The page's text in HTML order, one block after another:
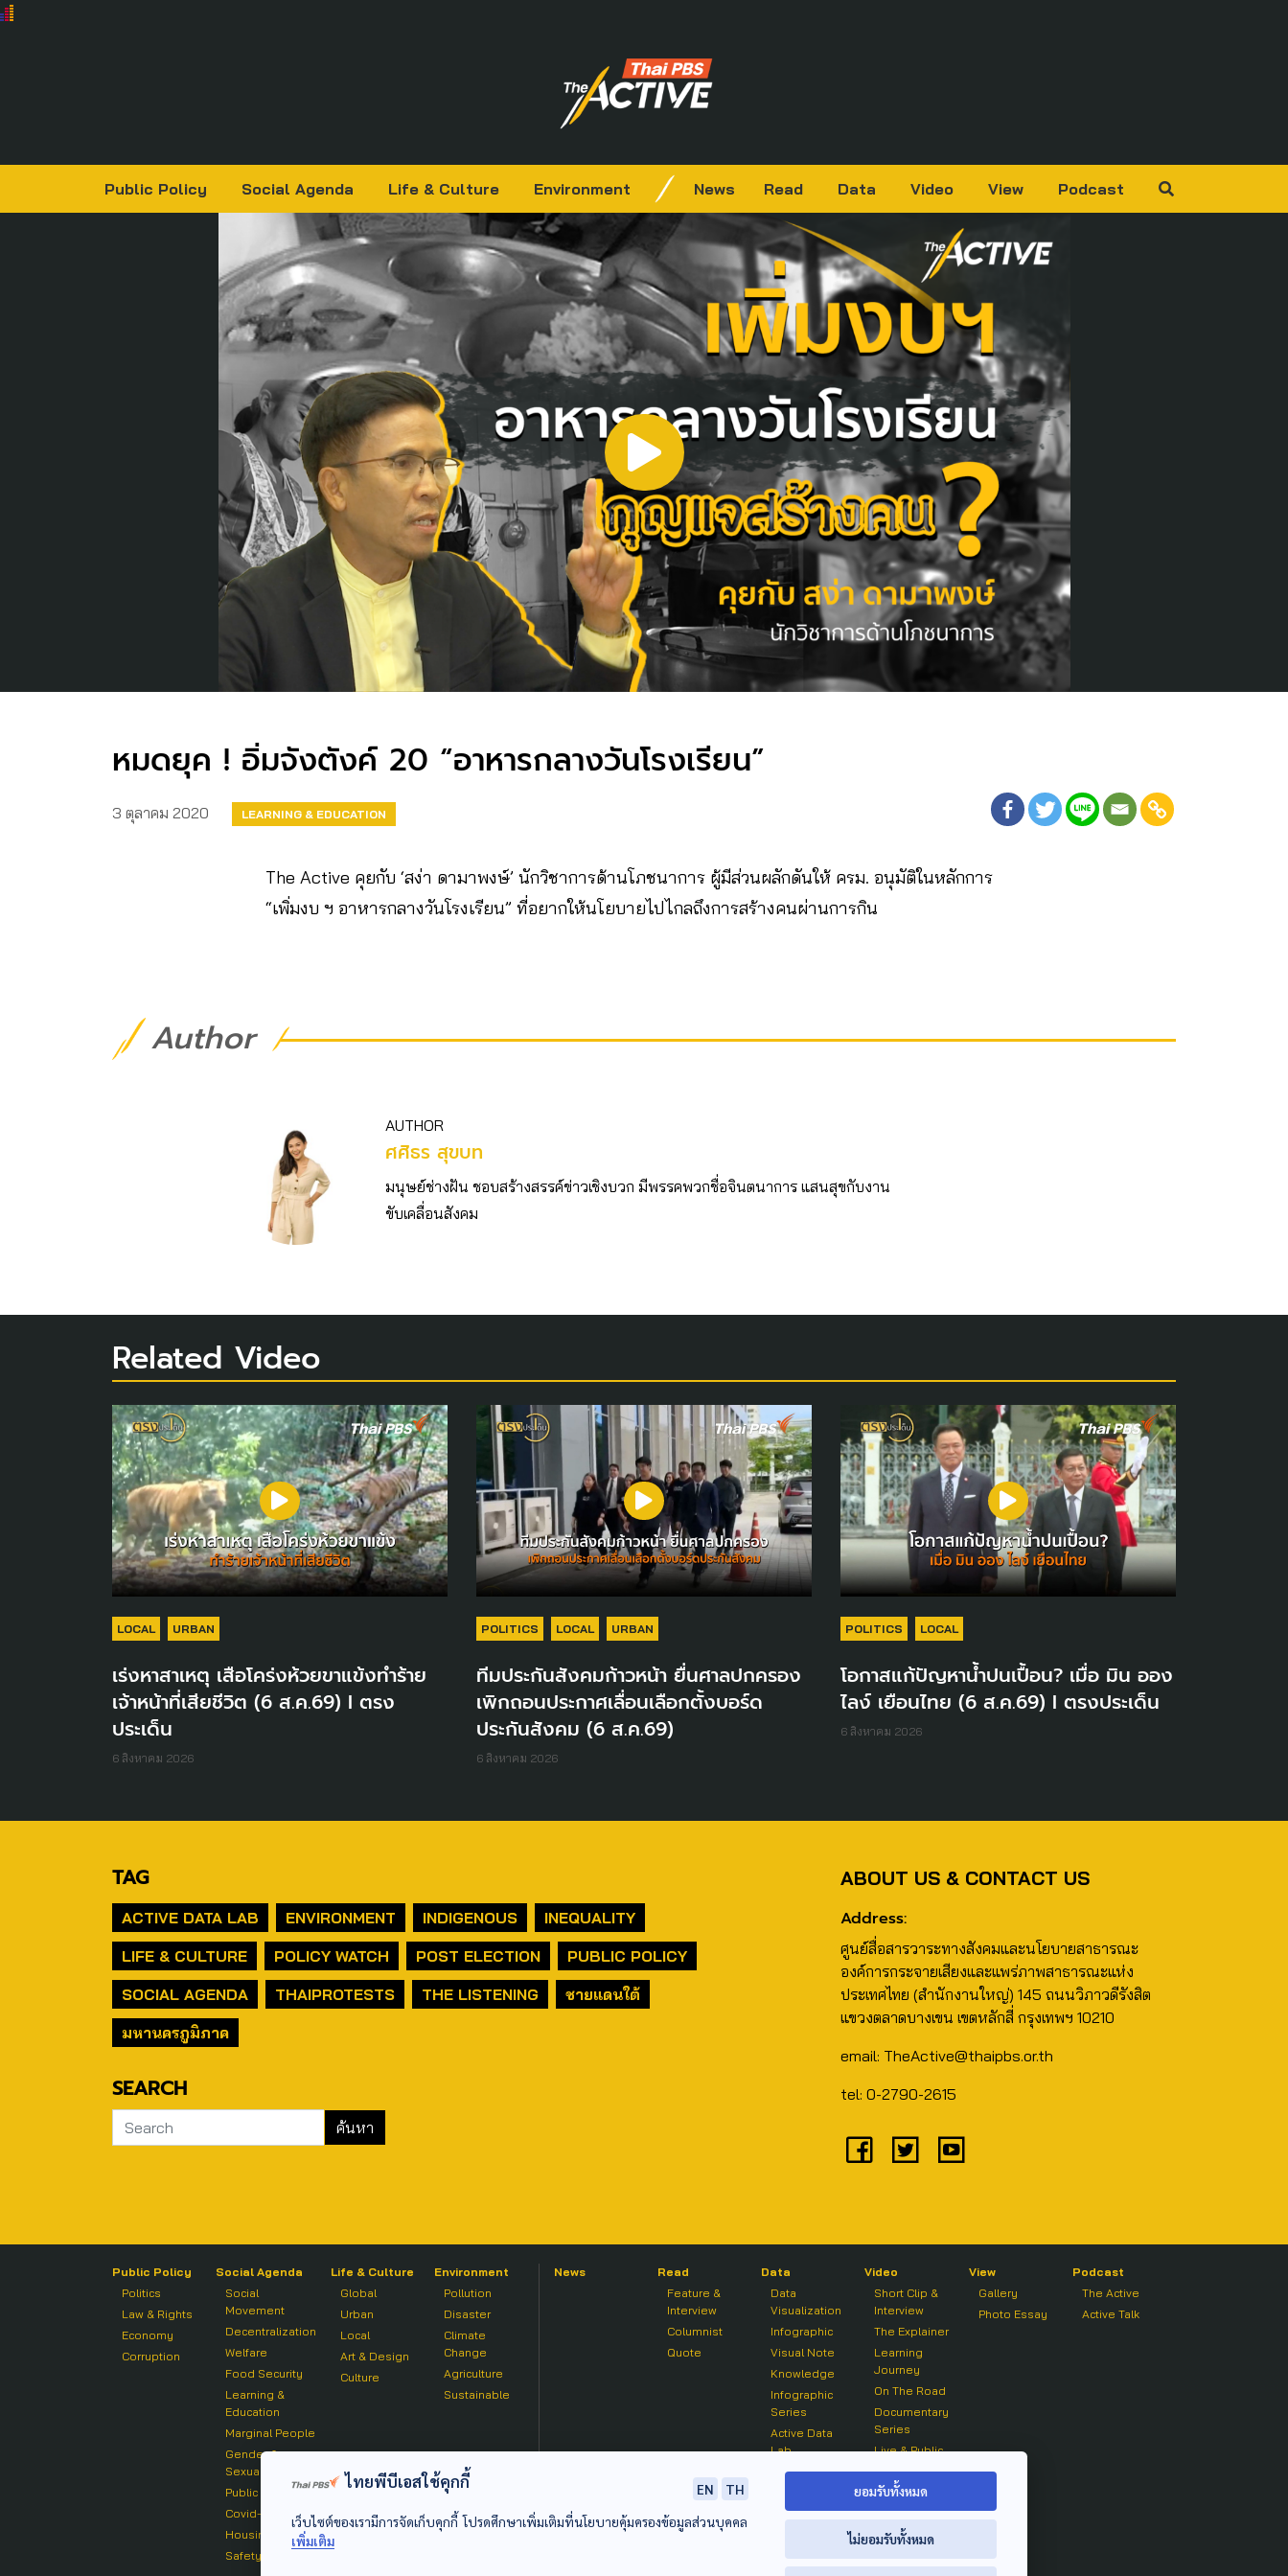
Public Policy Social Agenda Life & Culture Environment News Read Data Video View Podcast
หมดยุค ! อิ่มจังตังค์ 20 “อาหารกลางวันโรงเรียน”
3 ตุลาคม 2020 LEARNING & EDUCATION
The Active คุยกับ ‘สง่า ดามาพงษ์’ นักวิชาการด้านโภชนาการ ผู้มีส่วนผลักดันให้ ครม. อนุมัติในหลักการ
“เพิ่มงบ ฯ อาหารกลางวันโรงเรียน” ที่อยากให้นโยบายไปไกลถึงการสร้างคนผ่านการกิน
Author
AUTHOR
ศศิธร สุขบท
มนุษย์ช่างฝัน ชอบสร้างสรรค์ข่าวเชิงบวก มีพรรคพวกชื่อจินตนาการ แสนสุขกับงาน
ขับเคลื่อนสังคม
Related Video
LOCAL URBAN
เร่งหาสาเหตุ เสือโคร่งห้วยขาแข้งทำร้าย
เจ้าหน้าที่เสียชีวิต (6 ส.ค.69) I ตรง
ประเด็น
6 สิงหาคม 2026
POLITICS LOCAL URBAN
ทีมประกันสังคมก้าวหน้า ยื่นศาลปกครอง
เพิกถอนประกาศเลื่อนเลือกตั้งบอร์ด
ประกันสังคม (6 ส.ค.69)
6 สิงหาคม 2026
POLITICS LOCAL
โอกาสแก้ปัญหาน้ำปนเปื้อน? เมื่อ มิน ออง
ไลง์ เยือนไทย (6 ส.ค.69) I ตรงประเด็น
6 สิงหาคม 2026
TAG
ACTIVE DATA LAB ENVIRONMENT INDIGENOUS
INEQUALITY
LIFE & CULTURE
POLICY WATCH POST ELECTION
PUBLIC POLICY
SOCIAL AGENDA
THAIPROTESTS THE LISTENING
ชายแดนใต้
มหานครภูมิภาค
SEARCH
ABOUT US & CONTACT US
Address:
ศูนย์สื่อสารวาระทางสังคมและนโยบายสาธารณะ
องค์การกระจายเสียงและแพร่ภาพสาธารณะแห่ง
ประเทศไทย (สำนักงานใหญ่) 145 ถนนวิภาวดีรังสิต
แขวงตลาดบางเขน เขตหลักสี่ กรุงเทพฯ 10210
email: TheActive@thaipbs.or.th
tel: 0-2790-2615
Public Policy
Politics
Law & Rights
Economy
Corruption
Social Agenda
Social
Movement
Decentralization
Welfare
Food Security
Learning &
Education
Marginal People
Gender &
Sexuality
Public Health
Covid-19
Housing
Safety
Life & Culture
Global
Urban
Local
Art & Design
Culture
Environment
Pollution
Disaster
Climate
Change
Agriculture
Sustainable
News
Read
Feature &
Interview
Columnist
Quote
Data
Data
Visualization
Infographic
Visual Note
Knowledge
Infographic
Series
Active Data
Lab
Video
Short Clip &
Interview
The Explainer
Learning
Journey
On The Road
Documentary
Series
Live & Public
On air Clip
View
Gallery
Photo Essay
Podcast
The Active
Active Talk
ไทยพีบีเอสใช้คุกกี้ EN
TH
เว็บไซต์ของเรามีการจัดเก็บคุกกี้ โปรดศึกษาเพิ่มเติมที่นโยบายคุ้มครองข้อมูลส่วนบุคคล
เพิ่มเติม
ยอมรับทั้งหมด
ไม่ยอมรับทั้งหมด